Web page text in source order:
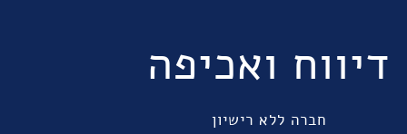
דיווח ואכיפה
חברה ללא רישיון